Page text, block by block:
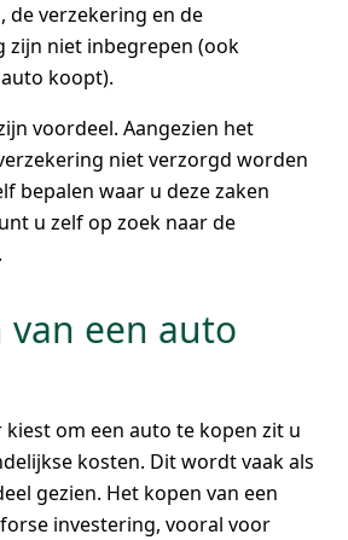
de verzekering en de
zijn niet inbegrepen (ook
koopt).
voordeel. Aangezien het
niet verzorgd worden
bepalen waar u deze zaken
u zelf op zoek naar de
van een auto
om een auto te kopen zit u
kosten. Dit wordt vaak als
gezien. Het kopen van een
investering, vooral voor